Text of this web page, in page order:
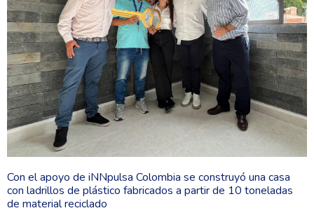
Con el apoyo de iNNpulsa Colombia se construyó una casa
con ladrillos de plástico fabricados a partir de 10 toneladas
de material reciclado